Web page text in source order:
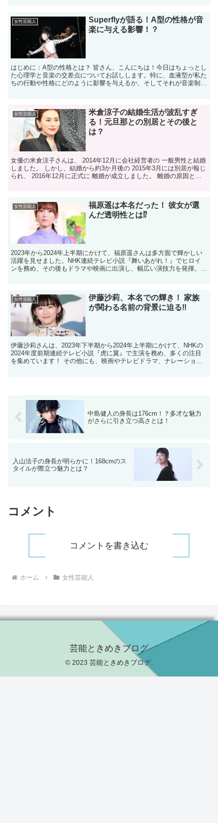
女性芸能人
Superflyが語る！A型の性格が音
楽に与える影響！？
はじめに：A型の性格とは？ 皆さん、こんにちは！今日はちょっとし
た心理学と音楽の交差点についてお話しします。特に、血液型が私た
ちの行動や性格にどのように影響を与えるか、そしてそれが音楽制作
女性芸能人
米倉涼子の結婚生活が波乱すぎ
る！元旦那との別居とその後と
は？
女優の米倉涼子さんは、 2014年12月に会社経営者の 一般男性と結婚
しました。 しかし、結婚から約3か月後の 2015年3月には別居が報じ
られ、 2016年12月に正式に 離婚が成立しました。 離婚の原因とし
女性芸能人
福原遥は本名だった！ 彼女が選
んだ透明性とは⁉
2023年から2024年上半期にかけて、福原遥さんは多方面で輝かしい
活躍を見せました。NHK連続テレビ小説『舞いあがれ！』でヒロイ
ンを務め、その後もドラマや映画に出演し、幅広い演技力を発揮。自
女性芸能人
伊藤沙莉、本名での輝き！ 家族
が関わる名前の背景に迫る‼
伊藤沙莉さんは、2023年下半期から2024年上半期にかけて、NHKの
2024年度前期連続テレビ小説『虎に翼』で主演を務め、多くの注目
を集めています！ その他にも、映画やテレビドラマ、ナレーション
中島健人の身長は176cm！？多才な魅力
がさらに引き立つ高さとは！
入山法子の身長が明らかに！168cmのス
タイルが際立つ魅力とは？
コメント
コメントを書き込む
ホーム 女性芸能人
芸能ときめきブログ
© 2023 芸能ときめきブログ.